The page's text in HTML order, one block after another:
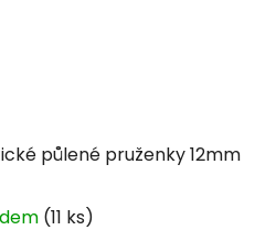
půlené pruženky 12mm
(11 ks)